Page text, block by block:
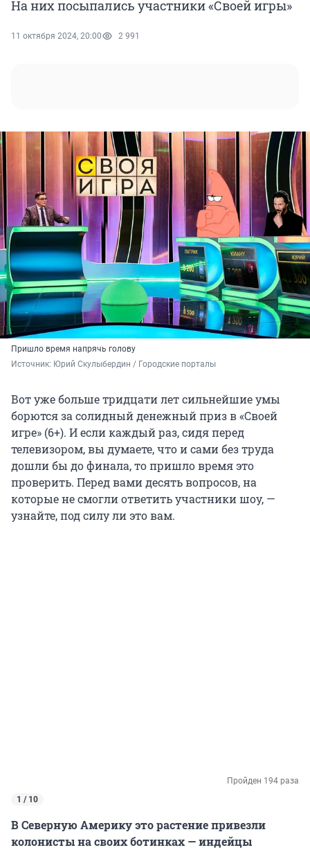
На них посыпались участники «Своей игры»
11 октября 2024, 20:00 2 991
Пришло время напрячь голову
Источник: Юрий Скулыбердин / Городские порталы
Вот уже больше тридцати лет сильнейшие умы
борются за солидный денежный приз в «Своей
игре» (6+). И если каждый раз, сидя перед
телевизором, вы думаете, что и сами без труда
дошли бы до финала, то пришло время это
проверить. Перед вами десять вопросов, на
которые не смогли ответить участники шоу, —
узнайте, под силу ли это вам.
Пройден 194 раза
1 / 10
В Северную Америку это растение привезли
колонисты на своих ботинках — индейцы